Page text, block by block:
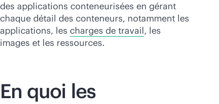
des applications conteneurisées en gérant
chaque détail des conteneurs, notamment les
applications, les charges de travail, les
images et les ressources.
En quoi les